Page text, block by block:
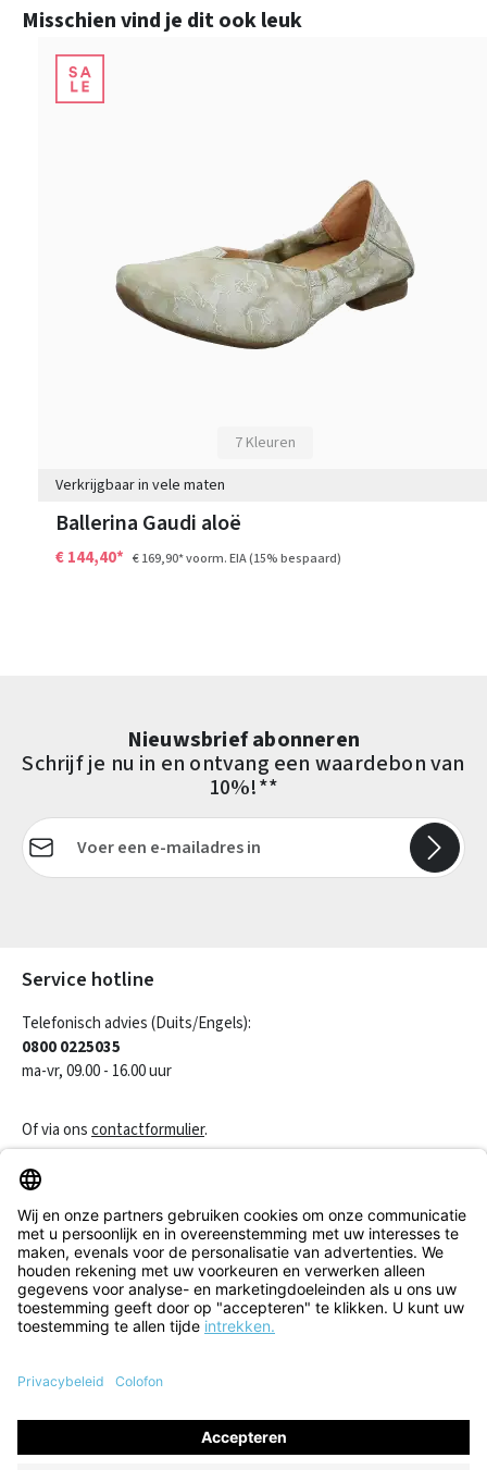
Productgalerij overslaan
Misschien vind je dit ook leuk
7 Kleuren
Verkrijgbaar in vele maten
Ballerina Gaudi aloë
€ 144,40* € 169,90*voorm. EIA(15% bespaard)
Nieuwsbrief abonneren
Schrijf je nu in en ontvang een waardebon van
10%!**
E-mailadres*
Service hotline
Telefonisch advies (Duits/Engels):
0800 0225035
ma-vr, 09.00 - 16.00 uur
Of via onscontactformulier.
Klantenservice
Informatie